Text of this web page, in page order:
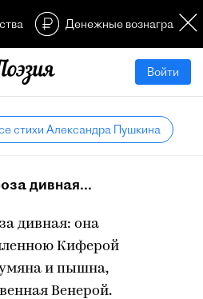
Денежные
Войти
стихи Александра Пушкина
дивная...
дивная: она
Киферой
и пышна,
Венерой.